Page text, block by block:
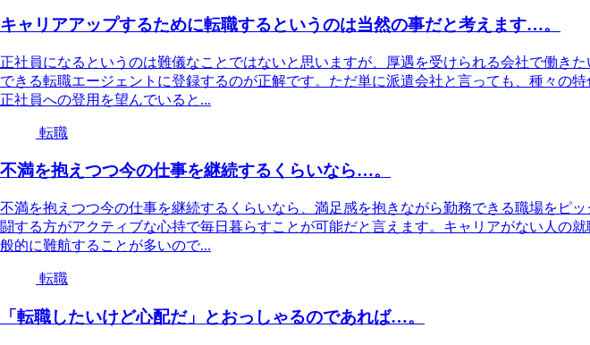
キャリアアップするために転職するというのは当然の事だと考えます…。
正社員になるというのは難儀なことではないと思いますが、厚遇を受けられる会社で働き
できる転職エージェントに登録するのが正解です。ただ単に派遣会社と言っても、種々の特
正社員への登用を望んでいると...
転職
不満を抱えつつ今の仕事を継続するくらいなら…。
不満を抱えつつ今の仕事を継続するくらいなら、満足感を抱きながら勤務できる職場をピ
闘する方がアクティブな心持で毎日暮らすことが可能だと言えます。キャリアがない人の
般的に難航することが多いので...
転職
「転職したいけど心配だ」とおっしゃるのであれば…。